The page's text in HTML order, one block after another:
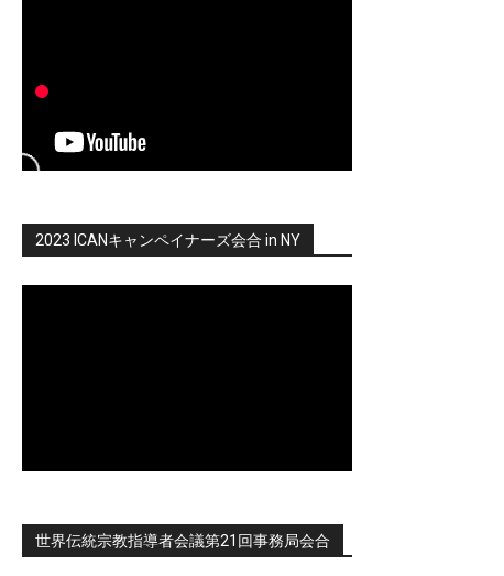
2023 ICANキャンペイナーズ会合 in NY
世界伝統宗教指導者会議第21回事務局会合